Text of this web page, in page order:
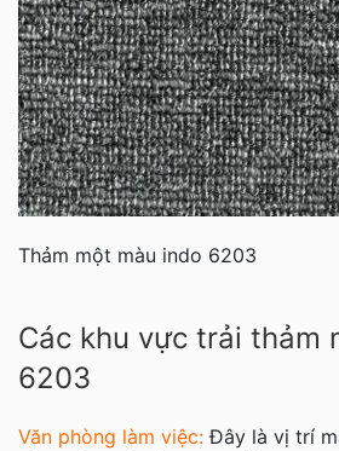
Thảm một màu indo 6203
Các khu vực trải thảm
6203
Văn phòng làm việc: Đây là vị trí